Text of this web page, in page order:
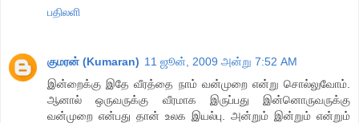
பதிலளி
குமரன் (Kumaran) 11 ஜூன், 2009 அன்று 7:52 AM
இன்றைக்கு இதே வீரத்தை நாம் வன்முறை என்று சொல்லுவோம்.
ஆனால் ஒருவருக்கு வீரமாக இருப்பது இன்னொருவருக்கு
வன்முறை என்பது தான் உலக இயல்பு. அன்றும் இன்றும் என்றும்